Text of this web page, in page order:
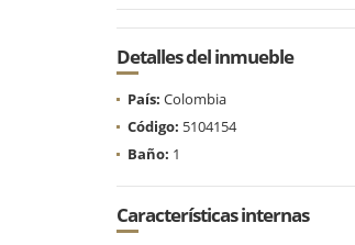
Detalles del inmueble
País: Colombia
Código: 5104154
Baño: 1
Características internas